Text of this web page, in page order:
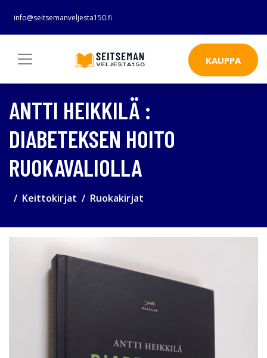
info@seitsemanveljesta150.fi
KAUPPA
ANTTI HEIKKILÄ :
DIABETEKSEN HOITO
RUOKAVALIOLLA
Keittokirjat Ruokakirjat